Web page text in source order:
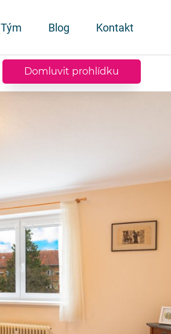
Tým Blog Kontakt
Domluvit prohlídku